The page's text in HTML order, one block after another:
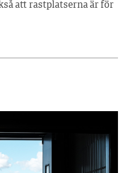
att rastplatserna är för